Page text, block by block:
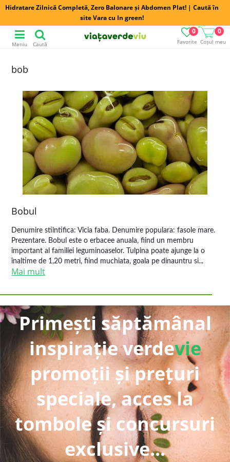
Hidratare Zilnică Completă, Zero Balonare și Abdomen Plat! | Caută în
site Vara cu In green!
Favorite
0
Coșul meu
0
Meniu Caută
bob
Bobul
Denumire stiintifica: Vicia faba. Denumire populara: fasole mare.
Prezentare. Bobul este o erbacee anuala, fiind un membru
important al familiei leguminoaselor. Tulpina poate ajunge la o
înaltime de 1,20 metri, fiind muchiata, goala pe dinauntru si...
Mai mult
Primești săptămânal
inspirație verdevie
promoții și prețuri
speciale, acces la
tombole și concursuri
exclusive...